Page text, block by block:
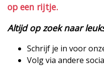
op een rijtje.
Altijd op zoek naar
Schrijf je in voor
Volg via andere